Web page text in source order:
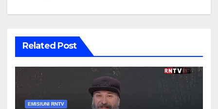
Related Post
EMISIUNI RNTV